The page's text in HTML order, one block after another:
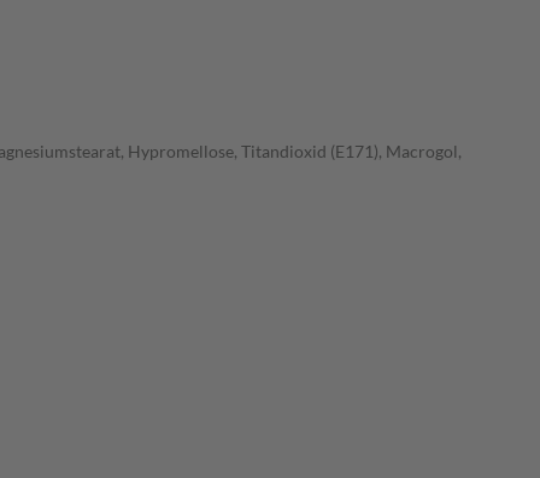
Hypromellose, Titandioxid (E171), Macrogol,